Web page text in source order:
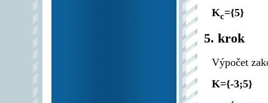
Kc={5}
5. krok
Výpočet
K={-3;5}